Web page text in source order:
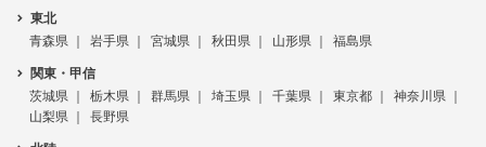
東北
青森県
岩手県 宮城県 秋田県 山形県 福島県
関東・甲信
茨城県
栃木県 群馬県 埼玉県 千葉県 東京都
神奈川県
山梨県
長野県